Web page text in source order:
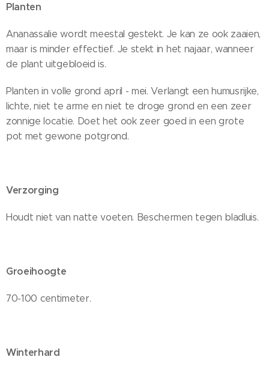
Planten
Ananassalie wordt meestal gestekt. Je kan ze ook zaaien,
maar is minder effectief. Je stekt in het najaar, wanneer
de plant uitgebloeid is.
Planten in volle grond april - mei. Verlangt een humusrijke,
lichte, niet te arme en niet te droge grond en een zeer
zonnige locatie. Doet het ook zeer goed in een grote
pot met gewone potgrond.
Verzorging
Houdt niet van natte voeten. Beschermen tegen bladluis.
Groeihoogte
70-100 centimeter.
Winterhard